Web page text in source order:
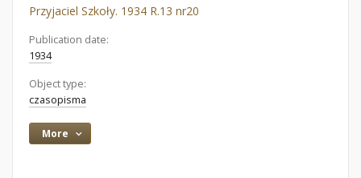
Przyjaciel Szkoły. 1934 R.13 nr20
Publication date:
1934
Object type:
czasopisma
More